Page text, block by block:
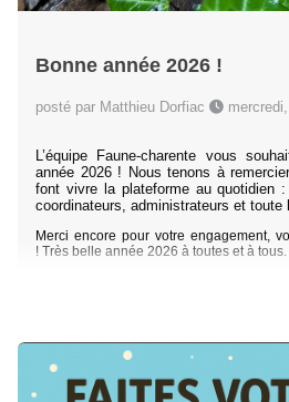
Bonne année 2026 !
posté par Matthieu Dorfiac
L’équipe Faune-charente vous
année 2026 ! Nous tenons à
font vivre la plateforme au quotidien :
coordinateurs, administrateurs et toute
Merci encore pour votre engagement,
! Très belle année 2026 à toutes et à tous.